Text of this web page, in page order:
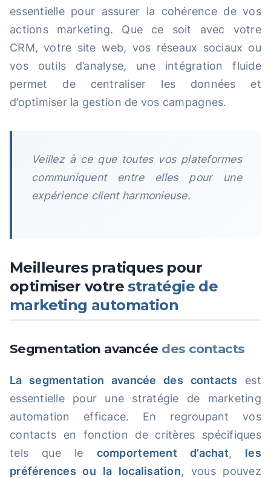
essentielle pour assurer la cohérence de vos
actions marketing. Que ce soit avec votre
CRM, votre site web, vos réseaux sociaux ou
vos outils d’analyse, une intégration fluide
permet de centraliser les données et
d’optimiser la gestion de vos campagnes.
Veillez à ce que toutes vos plateformes
communiquent entre elles pour une
expérience client harmonieuse.
Meilleures pratiques pour
optimiser votre stratégie de
marketing automation
Segmentation avancée des contacts
La segmentation avancée des contacts est
essentielle pour une stratégie de marketing
automation efficace. En regroupant vos
contacts en fonction de critères spécifiques
tels que le comportement d’achat, les
préférences ou la localisation, vous pouvez